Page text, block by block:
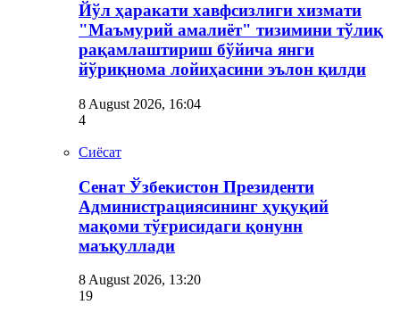
Йўл ҳаракати хавфсизлиги хизмати
"Маъмурий амалиёт" тизимини тўлиқ
рақамлаштириш бўйича янги
йўриқнома лойиҳасини эълон қилди
8 August 2026, 16:04
4
Сиёсат
Сенат Ўзбекистон Президенти
Администрациясининг ҳуқуқий
мақоми тўғрисидаги қонунн
маъқуллади
8 August 2026, 13:20
19